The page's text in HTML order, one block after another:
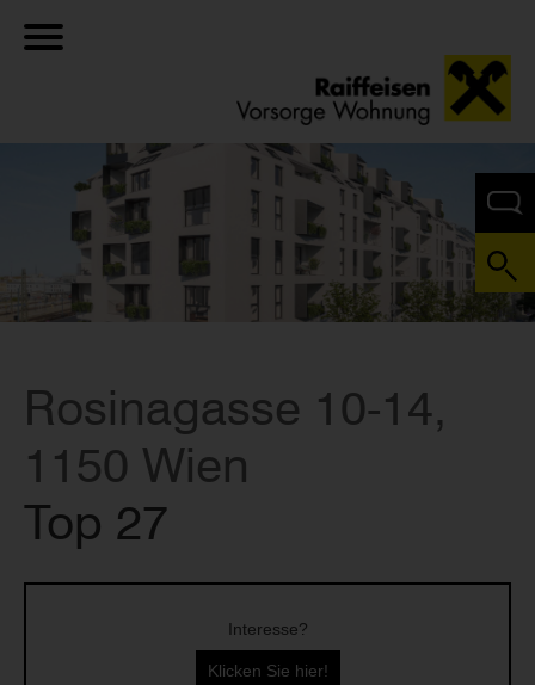
Rosinagasse 10-14,
1150 Wien
Top 27
Interesse?
Klicken Sie hier!